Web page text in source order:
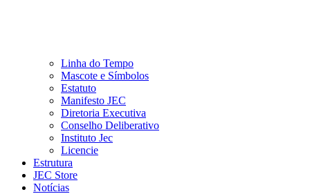
Linha do Tempo
Mascote e Símbolos
Estatuto
Manifesto JEC
Diretoria Executiva
Conselho Deliberativo
Instituto Jec
Licencie
Estrutura
JEC Store
Notícias